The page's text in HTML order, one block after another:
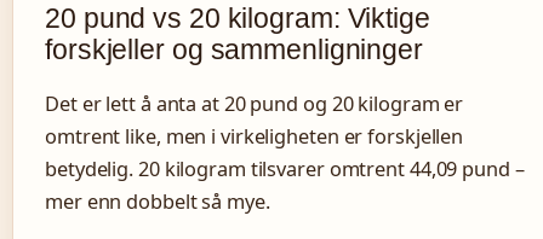
20 pund vs 20 kilogram: Viktige
forskjeller og sammenligninger
Det er lett å anta at 20 pund og 20 kilogram er
omtrent like, men i virkeligheten er forskjellen
betydelig. 20 kilogram tilsvarer omtrent 44,09 pund –
mer enn dobbelt så mye.